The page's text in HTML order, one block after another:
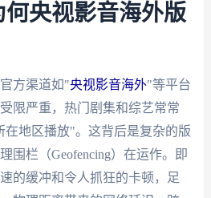
何央视影音海外版
方渠道如"央视影音海外"等平台
限严重，热门剧集和综艺常常
在地区播放"。这背后是复杂的版
围栏（Geofencing）在运作。即
的缓冲和令人抓狂的卡顿，足